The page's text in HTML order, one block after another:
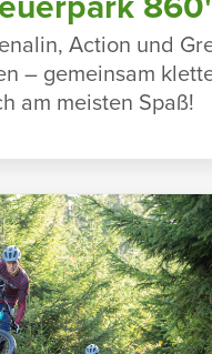
Action und
– gemeinsam
am meisten Spaß!